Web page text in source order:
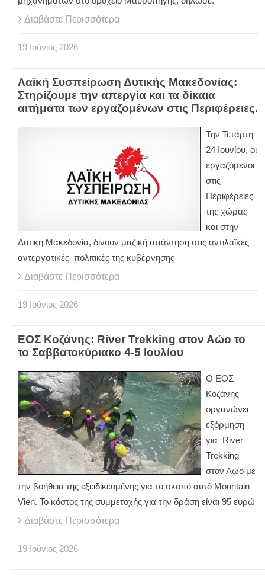
Διαβάστε Περισσότερα
19 Ιούνιος 2026
Λαϊκή Συσπείρωση Δυτικής Μακεδονίας:
Στηρίζουμε την απεργία και τα δίκαια
αιτήματα των εργαζομένων στις Περιφέρειες.
Την Τετάρτη
24 Ιουνίου, οι
εργαζόμενοι
στις
Περιφέρειες
της χώρας
και στην
Δυτική Μακεδονία, δίνουν μαζική απάντηση στις αντιλαϊκές
αντεργατικές πολιτικές της κυβέρνησης
Διαβάστε Περισσότερα
19 Ιούνιος 2026
ΕΟΣ Κοζάνης: River Trekking στον Αώο το
το Σαββατοκύριακο 4-5 Ιουλίου
Ο ΕΟΣ
Κοζάνης
οργανώνει
εξόρμηση
για River
Trekking
στον Αώο με
την βοήθεια της εξειδικευμένης για το σκοπό αυτό Mountain
Vien. Το κόστος της συμμετοχής για την δράση είναι 95 ευρώ
Διαβάστε Περισσότερα
19 Ιούνιος 2026